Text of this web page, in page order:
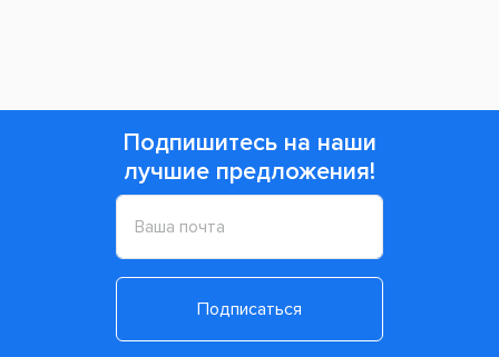
Подпишитесь на наши
лучшие предложения!
Подписаться